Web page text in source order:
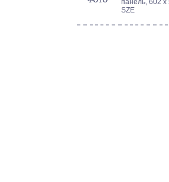
панель, 602
SZE